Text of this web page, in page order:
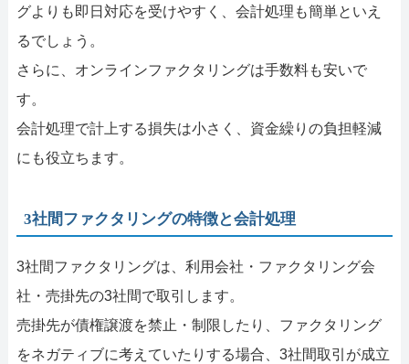
グよりも即日対応を受けやすく、会計処理も簡単といえ
るでしょう。
さらに、オンラインファクタリングは手数料も安いで
す。
会計処理で計上する損失は小さく、資金繰りの負担軽減
にも役立ちます。
3社間ファクタリングの特徴と会計処理
3社間ファクタリングは、利用会社・ファクタリング会
社・売掛先の3社間で取引します。
売掛先が債権譲渡を禁止・制限したり、ファクタリング
をネガティブに考えていたりする場合、3社間取引が成立